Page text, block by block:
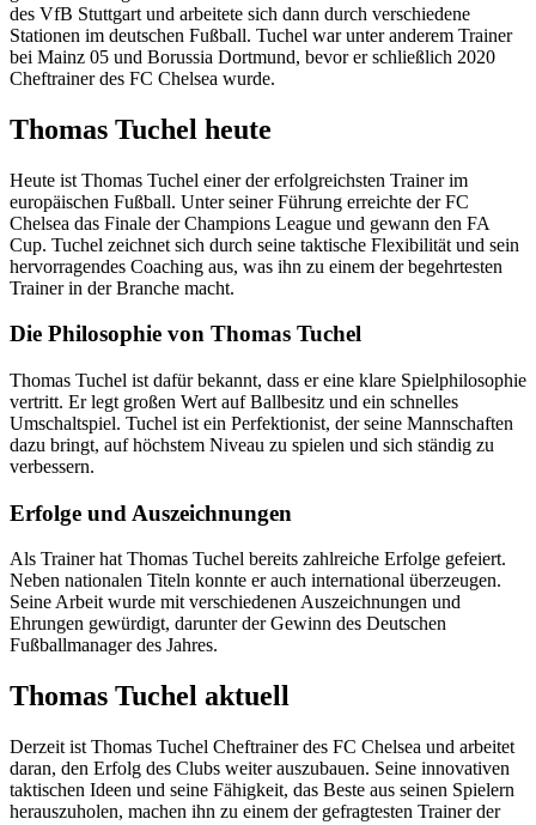
des VfB Stuttgart und arbeitete sich dann durch verschiedene
Stationen im deutschen Fußball. Tuchel war unter anderem Trainer
bei Mainz 05 und Borussia Dortmund, bevor er schließlich 2020
Cheftrainer des FC Chelsea wurde.
Thomas Tuchel heute
Heute ist Thomas Tuchel einer der erfolgreichsten Trainer im
europäischen Fußball. Unter seiner Führung erreichte der FC
Chelsea das Finale der Champions League und gewann den FA
Cup. Tuchel zeichnet sich durch seine taktische Flexibilität und sein
hervorragendes Coaching aus, was ihn zu einem der begehrtesten
Trainer in der Branche macht.
Die Philosophie von Thomas Tuchel
Thomas Tuchel ist dafür bekannt, dass er eine klare Spielphilosophie
vertritt. Er legt großen Wert auf Ballbesitz und ein schnelles
Umschaltspiel. Tuchel ist ein Perfektionist, der seine Mannschaften
dazu bringt, auf höchstem Niveau zu spielen und sich ständig zu
verbessern.
Erfolge und Auszeichnungen
Als Trainer hat Thomas Tuchel bereits zahlreiche Erfolge gefeiert.
Neben nationalen Titeln konnte er auch international überzeugen.
Seine Arbeit wurde mit verschiedenen Auszeichnungen und
Ehrungen gewürdigt, darunter der Gewinn des Deutschen
Fußballmanager des Jahres.
Thomas Tuchel aktuell
Derzeit ist Thomas Tuchel Cheftrainer des FC Chelsea und arbeitet
daran, den Erfolg des Clubs weiter auszubauen. Seine innovativen
taktischen Ideen und seine Fähigkeit, das Beste aus seinen Spielern
herauszuholen, machen ihn zu einem der gefragtesten Trainer der